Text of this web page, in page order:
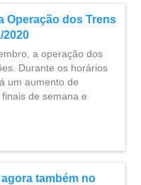
Operação dos Trens
2020
a operação dos
Durante os horários
um aumento de
de semana e
também no